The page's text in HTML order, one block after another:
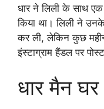
धार ने लिली के साथ
किया था। लिली ने
कर ली, लेकिन कुछ
इंस्टाग्राम हैंडल पर
धार मैन